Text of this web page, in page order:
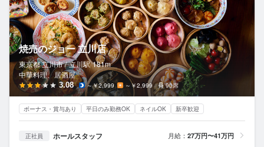
焼売のジョー 立川店
東京都 立川市 / 立川駅 181m
中華料理、居酒屋
3.08 ～￥2,999 ～￥2,999 90席
ボーナス・賞与あり 平日のみ勤務OK ネイルOK 新卒歓迎
正社員 ホールスタッフ 月給： 27万円〜41万円